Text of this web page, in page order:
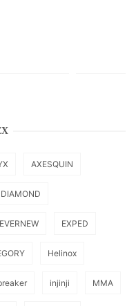
AXESQUIN
EVERNEW EXPED
Helinox
injinji MMA